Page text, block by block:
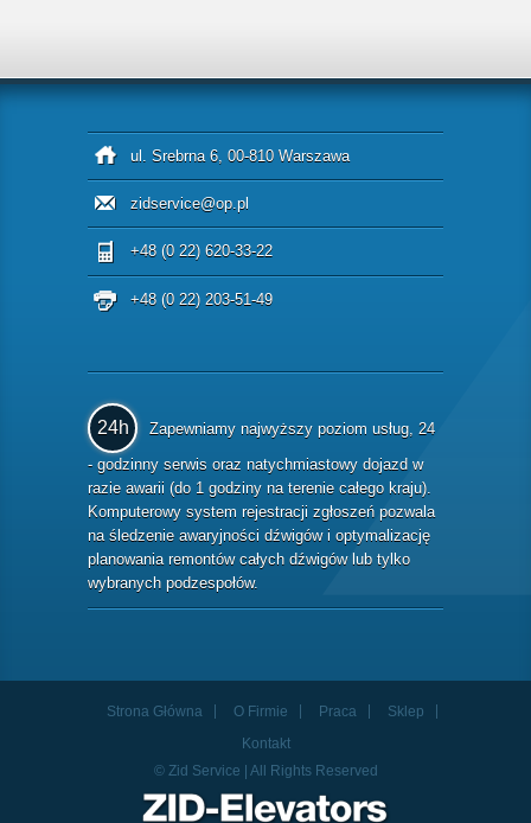
ul. Srebrna 6, 00-810 Warszawa
zidservice@op.pl
+48 (0 22) 620-33-22
+48 (0 22) 203-51-49
24h
Zapewniamy najwyższy poziom usług, 24
- godzinny serwis oraz natychmiastowy dojazd w
razie awarii (do 1 godziny na terenie całego kraju).
Komputerowy system rejestracji zgłoszeń pozwala
na śledzenie awaryjności dźwigów i optymalizację
planowania remontów całych dźwigów lub tylko
wybranych podzespołów.
Strona Główna O Firmie Praca
Sklep
Kontakt
© Zid Service | All Rights Reserved